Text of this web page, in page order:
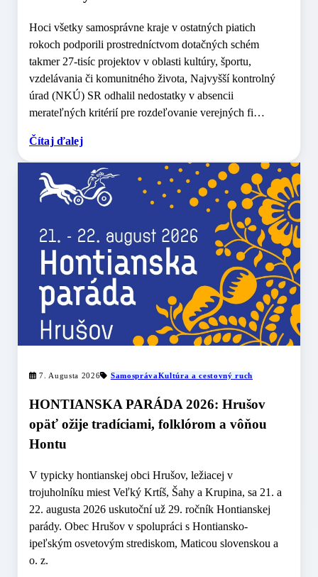
Hoci všetky samosprávne kraje v ostatných piatich
rokoch podporili prostredníctvom dotačných schém
takmer 27-tisíc projektov v oblasti kultúry, športu,
vzdelávania či komunitného života, Najvyšší kontrolný
úrad (NKÚ) SR odhalil nedostatky v absencii
merateľných kritérií pre rozdeľovanie verejných fi…
Čítaj ďalej
7. Augusta 2026 SamosprávaKultúra a cestovný ruch
HONTIANSKA PARÁDA 2026: Hrušov
opäť ožije tradíciami, folklórom a vôňou
Hontu
V typicky hontianskej obci Hrušov, ležiacej v
trojuholníku miest Veľký Krtíš, Šahy a Krupina, sa 21. a
22. augusta 2026 uskutoční už 29. ročník Hontianskej
parády. Obec Hrušov v spolupráci s Hontiansko-
ipeľským osvetovým strediskom, Maticou slovenskou a
o. z.